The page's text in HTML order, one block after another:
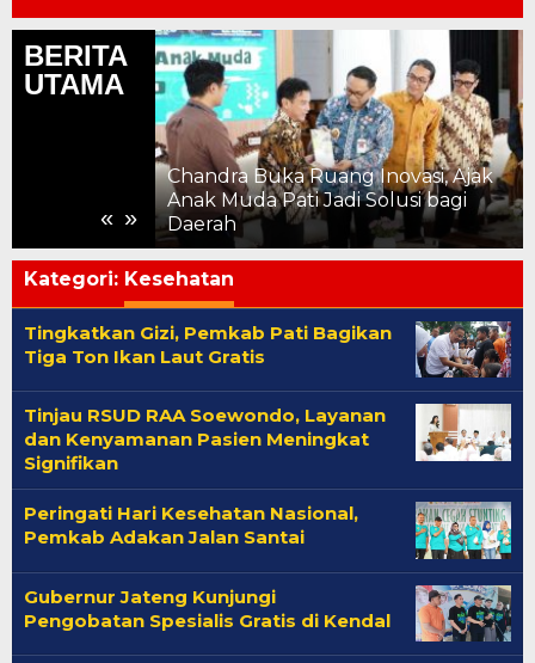
BERITA
UTAMA
« »
Pelosok
Chandra Buka Ruang Inovasi, Ajak
Anak Muda Pati Jadi Solusi bagi
Daerah
Kategori: Kesehatan
Tingkatkan Gizi, Pemkab Pati Bagikan
Tiga Ton Ikan Laut Gratis
Tinjau RSUD RAA Soewondo, Layanan
dan Kenyamanan Pasien Meningkat
Signifikan
Peringati Hari Kesehatan Nasional,
Pemkab Adakan Jalan Santai
Gubernur Jateng Kunjungi
Pengobatan Spesialis Gratis di Kendal